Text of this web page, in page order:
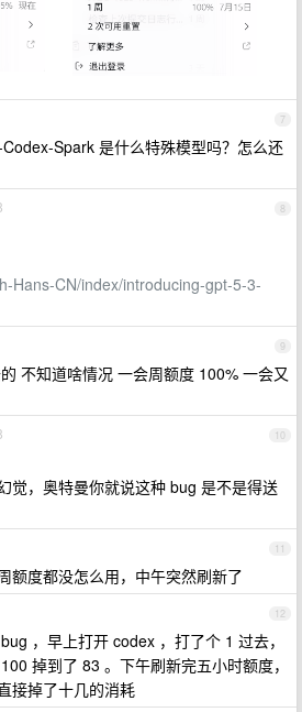
7
Spark 是什么特殊模型吗？怎么还
8
Hans-CN/index/introducing-gpt-5-3-
9
不知道啥情况 一会周额度 100% 一会又
10
觉，奥特曼你就说这种 bug 是不是得送
11
额度都没怎么用，中午突然刷新了
12
，早上打开 codex ，打了个 1 过去，
掉到了 83 。下午刷新完五小时额度，
接掉了十几的消耗